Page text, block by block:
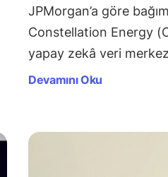
JPMorgan’a göre
Constellation Energy
yapay zekâ veri
Devamını Oku